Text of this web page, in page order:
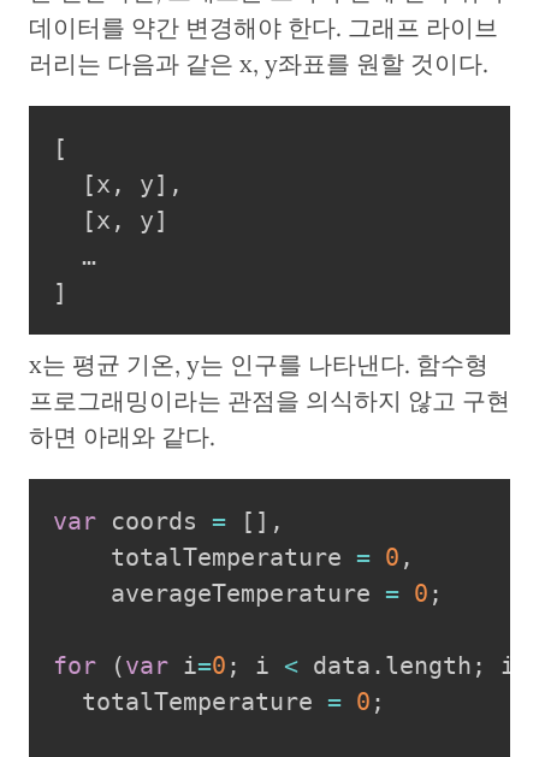
데이터를 약간 변경해야 한다. 그래프 라이브
러리는 다음과 같은 x, y좌표를 원할 것이다.
[
[x , y] ,
[x , y]
]
x는 평균 기온, y는 인구를 나타낸다. 함수형
프로그래밍이라는 관점을 의식하지 않고 구현
하면 아래와 같다.
var coords = [ ] ,
    totalTemperature
= 0 ,
    averageTemperature
= 0 ;
for (var i=0 ; i < data . length ; i
  totalTemperature
= 0 ;